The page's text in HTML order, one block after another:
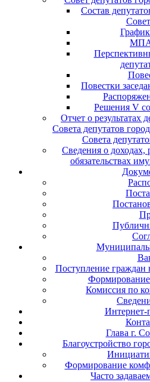
Состав
МПА
Повестки
Решения V
Отчет о результатах
Совета депутатов
Совета
Сведения о доходах,
обязательствах
Поступление
Формирование
Комиссия по
Интернет-
Глава г.
Благоустройство
Формирование
Часто